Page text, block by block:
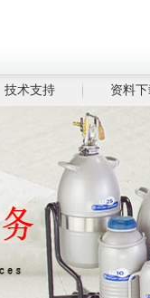
技术支持 资料